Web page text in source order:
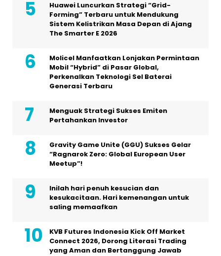
Huawei Luncurkan Strategi “Grid-
Forming” Terbaru untuk Mendukung
Sistem Kelistrikan Masa Depan di Ajang
The Smarter E 2026
Molicel Manfaatkan Lonjakan Permintaan
Mobil “Hybrid” di Pasar Global,
Perkenalkan Teknologi Sel Baterai
Generasi Terbaru
Menguak Strategi Sukses Emiten
Pertahankan Investor
Gravity Game Unite (GGU) Sukses Gelar
“Ragnarok Zero: Global European User
Meetup”!
Inilah hari penuh kesucian dan
kesukacitaan. Hari kemenangan untuk
saling memaafkan
KVB Futures Indonesia Kick Off Market
Connect 2026, Dorong Literasi Trading
yang Aman dan Bertanggung Jawab